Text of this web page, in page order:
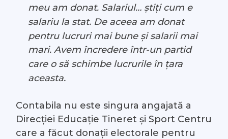
meu am donat. Salariul… știți cum e
salariu la stat. De aceea am donat
pentru lucruri mai bune și salarii mai
mari. Avem încredere într-un partid
care o să schimbe lucrurile în țara
aceasta.
Contabila nu este singura angajată a
Direcției Educație Tineret și Sport Centru
care a făcut donații electorale pentru